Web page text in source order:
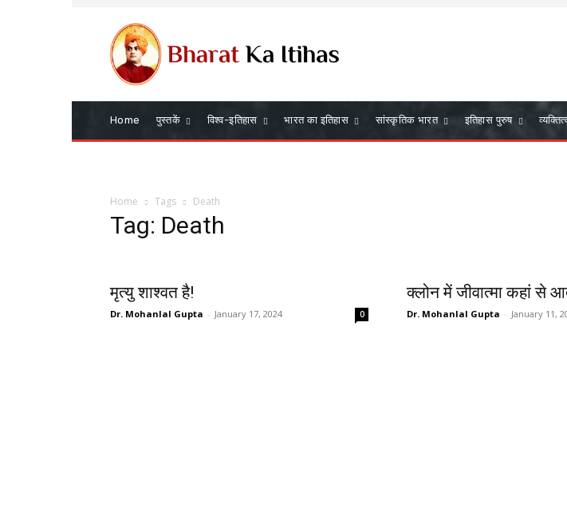
Home पुस्तकें विश्व-इतिहास भारत का इतिहास सांस्कृतिक भारत इतिहास पुरुष
Home Tags Death
Tag: Death
मृत्यु शाश्वत है!
Dr. Mohanlal Gupta - January 17, 2024 0
क्लोन में जीवात्मा कहां से
Dr. Mohanlal Gupta - January 11,